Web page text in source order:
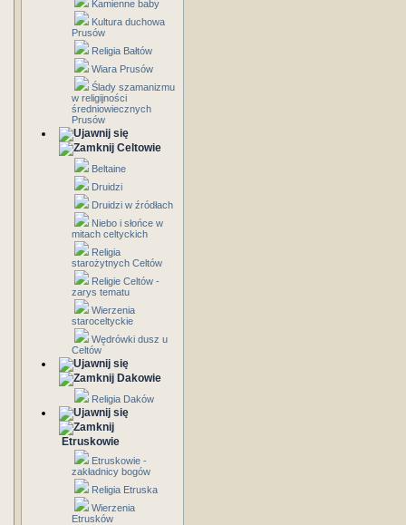
Kamienne baby
Kultura duchowa
Prusów
Religia Bałtów
Wiara Prusów
Ślady szamanizmu
w religijności
średniowiecznych
Prusów
Celtowie
Beltaine
Druidzi
Druidzi w źródłach
Niebo i słońce w
mitach celtyckich
Religia
starożytnych Celtów
Religie Celtów -
zarys tematu
Wierzenia
staroceltyckie
Wędrówki dusz u
Celtów
Dakowie
Religia Daków
Etruskowie
Etruskowie -
zakładnicy bogów
Religia Etruska
Wierzenia
Etrusków